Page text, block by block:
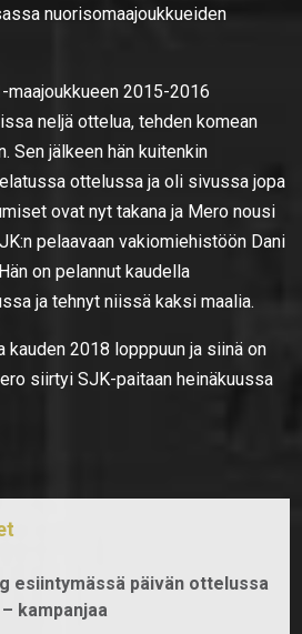
nuorisomaajoukkueiden
maajoukkueen 2015-2016
neljä ottelua, tehden komean
Sen jälkeen hän kuitenkin
ottelussa ja oli sivussa jopa
ovat nyt takana ja Mero nousi
pelaavaan vakiomiehistöön Dani
on pelannut kaudella
ja tehnyt niissä kaksi maalia.
kauden 2018 lopppuun ja siinä on
siirtyi SJK-paitaan heinäkuussa
esiintymässä päivän ottelussa
kampanjaa